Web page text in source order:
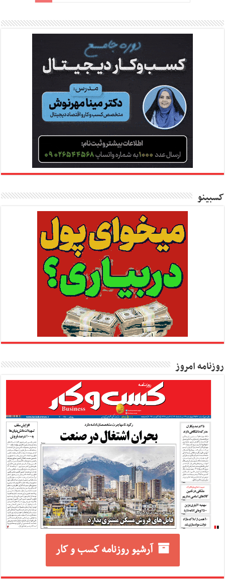
کسبینو
روزنامه امروز
آرشیو روزنامه کسب و کار